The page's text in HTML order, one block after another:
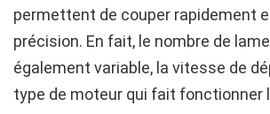
permettent de couper rapidement
précision. En fait, le nombre de
également variable, la vitesse de
type de moteur qui fait fonctionner